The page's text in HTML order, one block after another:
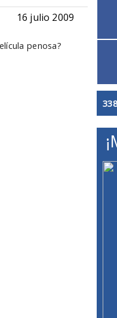
16 julio 2009
penosa?